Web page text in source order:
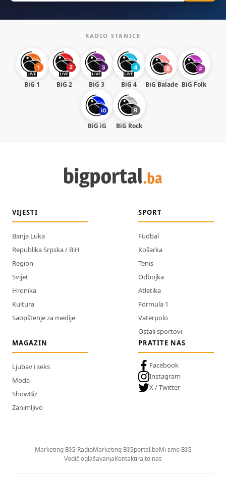
RADIO STANICE
BiG 1 BiG 2 BiG 3 BiG 4 BiG Balade BiG Folk
BiG iG BiG Rock
VIJESTI
Banja Luka
Republika Srpska / BiH
Region
Svijet
Hronika
Kultura
Saopštenje za medije
SPORT
Fudbal
Košarka
Tenis
Odbojka
Atletika
Formula 1
Vaterpolo
Ostali sportovi
MAGAZIN
Ljubav i seks
Moda
ShowBiz
Zanimljivo
PRATITE NAS
Facebook
Instagram
X / Twitter
Marketing BIG RadioMarketing BIGportal.baMi smo BIG
Vodič oglašavanjaKontaktirajte nas